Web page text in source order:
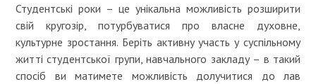
Студентські роки – це унікальна можливість розширити
свій кругозір, потурбуватися про власне духовне,
культурне зростання. Беріть активну участь у суспільному
житті студентської групи, навчального закладу – в такий
спосіб ви матимете можливість долучитися до лав